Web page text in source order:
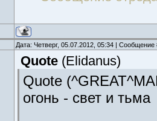
Дата: Четверг, 05.07.2012, 05:34 |
Quote (Elidanus)
Quote
огонь - свет и тьма